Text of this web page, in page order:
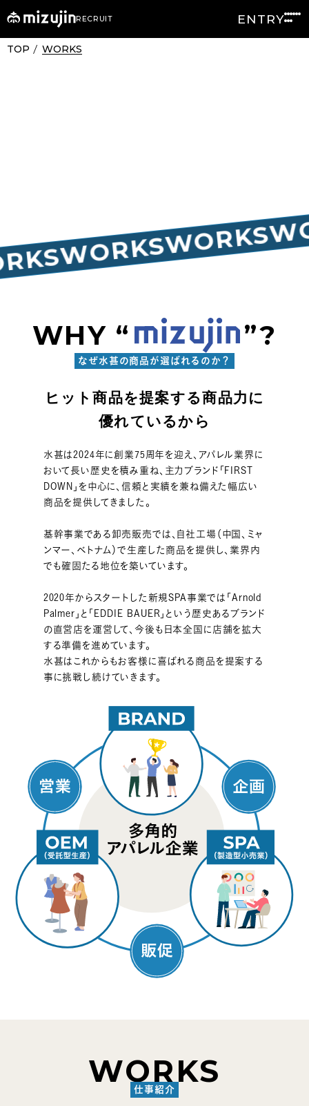
RECRUIT ENTRY
TOP / WORKS
WORKS
WORKSWORKS
WHY “ ”?
なぜ水甚の商品が選ばれるのか？
ヒット商品を提案する商品力に
優れているから
水甚は2024年に創業75周年を迎え、アパレル業界に
おいて長い歴史を積み重ね、主力ブランド「FIRST
DOWN」を中心に、信頼と実績を兼ね備えた幅広い
商品を提供してきました。
基幹事業である卸売販売では、自社工場（中国、ミャ
ンマー、ベトナム）で生産した商品を提供し、業界内
でも確固たる地位を築いています。
2020年からスタートした新規SPA事業では「Arnold
Palmer」と「EDDIE BAUER」という歴史あるブランド
の直営店を運営して、今後も日本全国に店舗を拡大
する準備を進めています。
水甚はこれからもお客様に喜ばれる商品を提案する
事に挑戦し続けていきます。
WORKS
仕事紹介